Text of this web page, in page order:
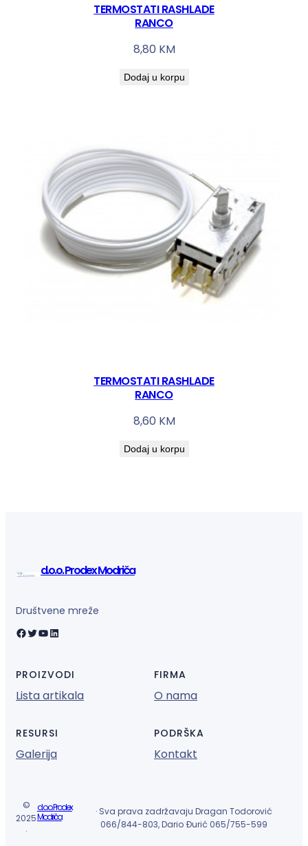
TERMOSTATI RASHLADE
RANCO
8,80 KM
Dodaj u korpu
TERMOSTATI RASHLADE
RANCO
8,60 KM
Dodaj u korpu
d.o.o. Prodex Modriča
Društvene mreže
Facebook Twitter YouTube LinkedIn
PROIZVODI
Lista artikala
FIRMA
O nama
RESURSI
Galerija
PODRŠKA
Kontakt
©
2025
·
d.o.o. Prodex
Modriča
· Sva prava zadržavaju Dragan Todorović
066/844-803, Dario Đurić 065/755-599